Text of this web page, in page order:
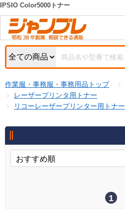
カテゴリー一覧
お知らせ
特集・キャンペーン一覧
初めての方へ
お問い合わせ
新規登録キャンペーン
キーワード検索
検索条件
商品カテゴリから選ぶ
商品ステータスで絞る
キャンペーン
IPSIO Color5000トナー
作業服・事務服・事務用品トップ
レーザープリンタ用トナー
リコーレーザープリンター用トナー
1